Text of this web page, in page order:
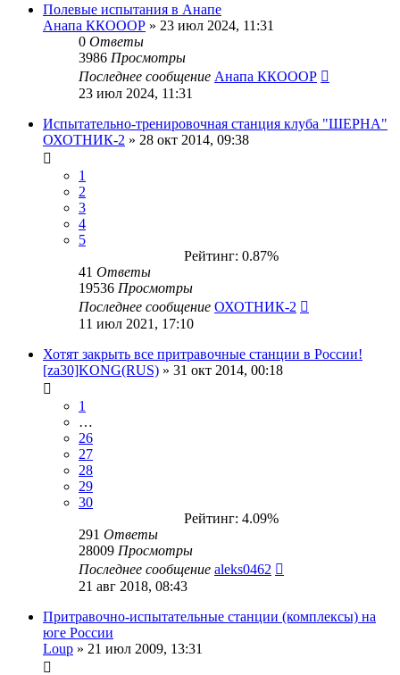
Полевые испытания в Анапе
Анапа ККОООР » 23 июл 2024, 11:31
0 Ответы
3986 Просмотры
Последнее сообщение Анапа ККОООР
23 июл 2024, 11:31
Испытательно-тренировочная станция клуба "ШЕРНА"
ОХОТНИК-2 » 28 окт 2014, 09:38
1
2
3
4
5
Рейтинг: 0.87%
41 Ответы
19536 Просмотры
Последнее сообщение ОХОТНИК-2
11 июл 2021, 17:10
Хотят закрыть все притравочные станции в России!
[za30]KONG(RUS) » 31 окт 2014, 00:18
1
…
26
27
28
29
30
Рейтинг: 4.09%
291 Ответы
28009 Просмотры
Последнее сообщение aleks0462
21 авг 2018, 08:43
Притравочно-испытательные станции (комплексы) на
юге России
Loup » 21 июл 2009, 13:31